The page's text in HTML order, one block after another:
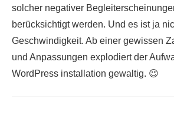
solcher negativer
berücksichtigt werden. Und es ist ja
Geschwindigkeit. Ab einer gewissen
und Anpassungen explodiert der
WordPress installation gewaltig. 😉